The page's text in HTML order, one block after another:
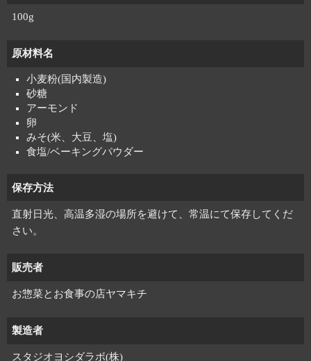
100g
原材料名
小麦粉(国内製造)
砂糖
アーモンド
卵
みそ(米、大豆、塩)
食塩/ベーキングパウダー
保存方法
直射日光、高温多湿の場所を避けて、常温にて保存してくだ
さい。
販売者
お惣菜とお食事の店ヤマキチ
製造者
スタジオヨシダラボ(株)